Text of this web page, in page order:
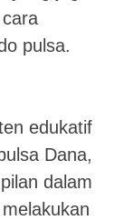
pulsa.
edukatif
Dana,
dalam